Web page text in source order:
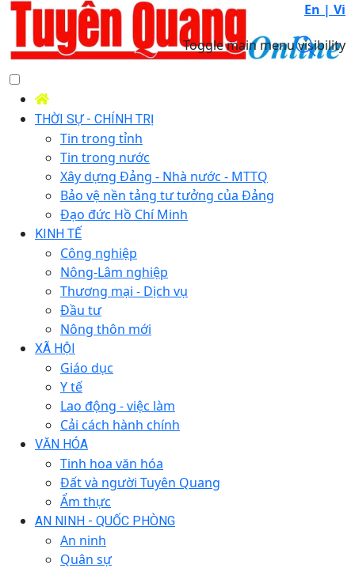
En | Vi
Toggle main menu visibility
THỜI SỰ - CHÍNH TRỊ
Tin trong tỉnh
Tin trong nước
Xây dựng Đảng - Nhà nước - MTTQ
Bảo vệ nền tảng tư tưởng của Đảng
Đạo đức Hồ Chí Minh
KINH TẾ
Công nghiệp
Nông-Lâm nghiệp
Thương mại - Dịch vụ
Đầu tư
Nông thôn mới
XÃ HỘI
Giáo dục
Y tế
Lao động - việc làm
Cải cách hành chính
VĂN HÓA
Tinh hoa văn hóa
Đất và người Tuyên Quang
Ẩm thực
AN NINH - QUỐC PHÒNG
An ninh
Quân sự